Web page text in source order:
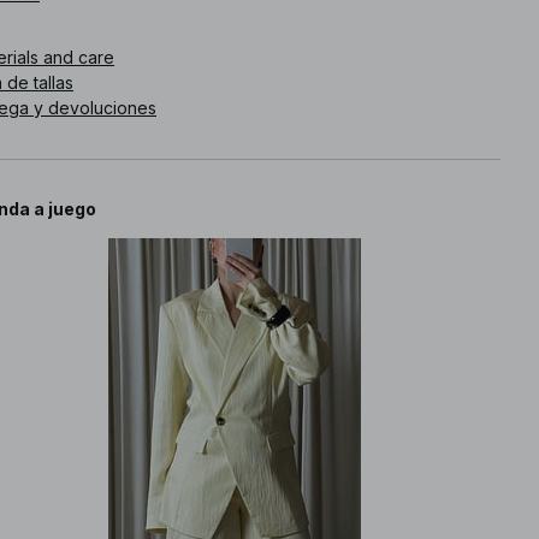
and care
de tallas
y devoluciones
a juego